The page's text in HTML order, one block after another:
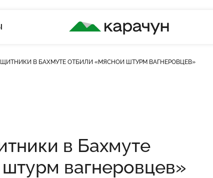
КАРАЧУН
В БАХМУТЕ ОТБИЛИ «МЯСНОЙ ШТУРМ ВАГНЕРОВЦЕВ»
в Бахмуте
вагнеровцев»